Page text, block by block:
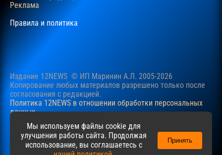
Реклама
Правила и политика
Издание 12NEWS © ИП Маринин А.Л. 2005-2026
Копирование любых материалов разрешено только после
согласования c редакцией.
Политика 12NEWS в отношении обработки персональных
данных
Наш сайт использует файлы cookie для учучшения
пользовательского опыта. Продолжая просматривать сайт,
вы соглашаетесь с нашейПолитикойв отношении файлов
Мы используем файлы cookie для
улучшения работы сайта. Продолжая
использование, вы соглашаетесь с
Принять